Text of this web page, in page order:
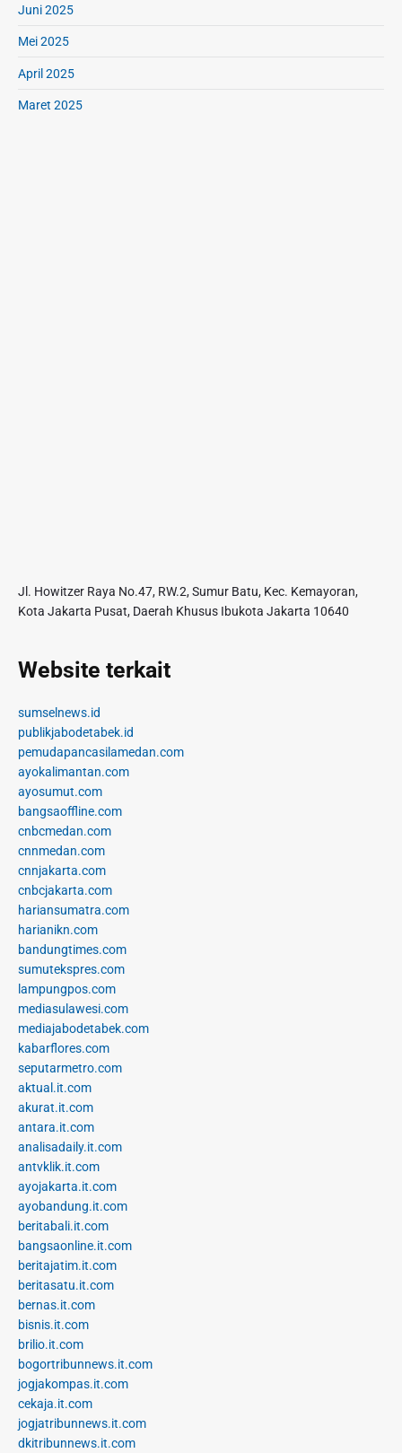
Juni 2025
Mei 2025
April 2025
Maret 2025
Jl. Howitzer Raya No.47, RW.2, Sumur Batu, Kec. Kemayoran,
Kota Jakarta Pusat, Daerah Khusus Ibukota Jakarta 10640
Website terkait
sumselnews.id
publikjabodetabek.id
pemudapancasilamedan.com
ayokalimantan.com
ayosumut.com
bangsaoffline.com
cnbcmedan.com
cnnmedan.com
cnnjakarta.com
cnbcjakarta.com
hariansumatra.com
harianikn.com
bandungtimes.com
sumutekspres.com
lampungpos.com
mediasulawesi.com
mediajabodetabek.com
kabarflores.com
seputarmetro.com
aktual.it.com
akurat.it.com
antara.it.com
analisadaily.it.com
antvklik.it.com
ayojakarta.it.com
ayobandung.it.com
beritabali.it.com
bangsaonline.it.com
beritajatim.it.com
beritasatu.it.com
bernas.it.com
bisnis.it.com
brilio.it.com
bogortribunnews.it.com
jogjakompas.it.com
cekaja.it.com
jogjatribunnews.it.com
dkitribunnews.it.com